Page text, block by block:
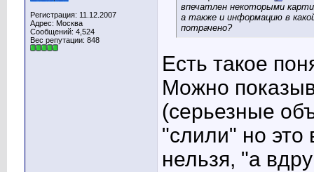
Регистрация: 11.12.2007
Адрес: Москва
Сообщений: 4,524
Вес репутации: 848
впечатлен некоторыми
а также и информацию в
потрачено?
Есть такое
Можно
(серьезные
"слили" но это
нельзя, "а